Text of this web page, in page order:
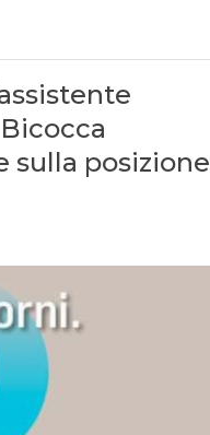
sulla posizione